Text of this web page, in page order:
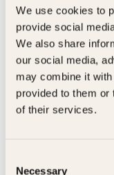
We use cookies to
provide social
We also share
our social media,
may combine it
provided to them or
of their services.
Necessary
Siri Lill Mannes
Livvakt i
99 kr Les mer